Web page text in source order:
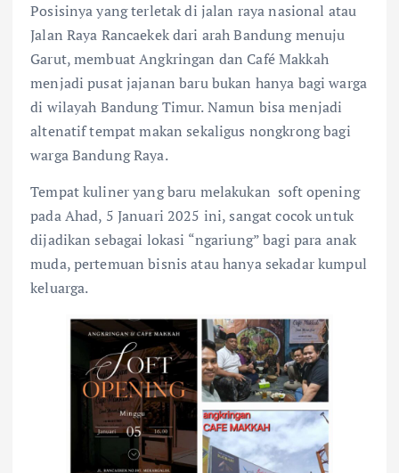
Posisinya yang terletak di jalan raya nasional atau
Jalan Raya Rancaekek dari arah Bandung menuju
Garut, membuat Angkringan dan Café Makkah
menjadi pusat jajanan baru bukan hanya bagi warga
di wilayah Bandung Timur. Namun bisa menjadi
altenatif tempat makan sekaligus nongkrong bagi
warga Bandung Raya.
Tempat kuliner yang baru melakukan soft opening
pada Ahad, 5 Januari 2025 ini, sangat cocok untuk
dijadikan sebagai lokasi “ngariung” bagi para anak
muda, pertemuan bisnis atau hanya sekadar kumpul
keluarga.